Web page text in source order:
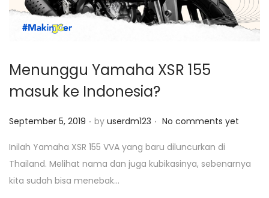
Menunggu Yamaha XSR 155
masuk ke Indonesia?
P
s
t
e
September 5, 2019 . by userdm123 . No comments yet
Inilah Yamaha XSR 155 VVA yang baru diluncurkan di
Thailand. Melihat nama dan juga kubikasinya, sebenarnya
kita sudah bisa menebak…